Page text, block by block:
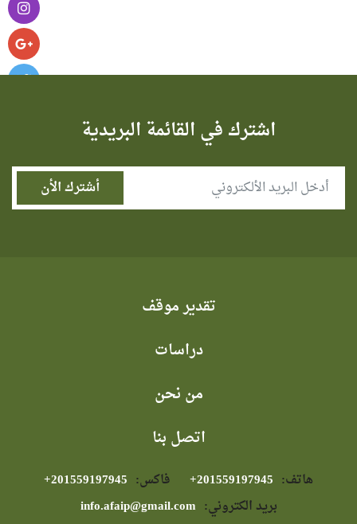
اشترك في القائمة البريدية
تقدير موقف
دراسات
من نحن
اتصل بنا
هاتف: فاكس:
بريد الكتروني: info.afaip@gmail.com